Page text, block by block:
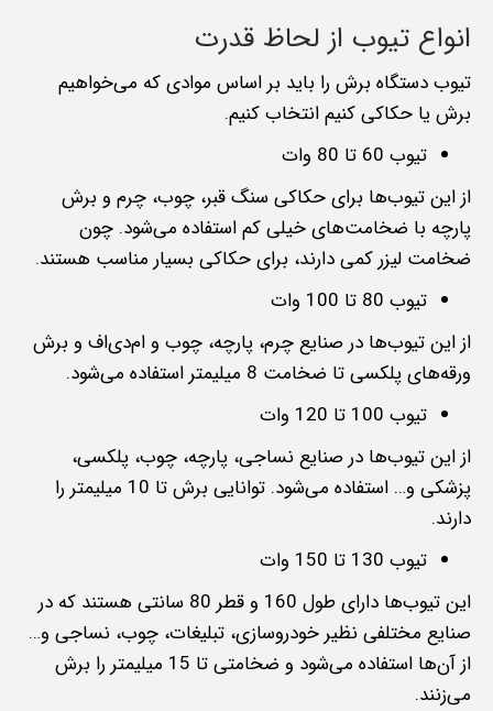
انواع تیوب از لحاظ قدرت
تیوب دستگاه برش را باید بر اساس موادی که می‌خواهیم
برش یا حکاکی کنیم انتخاب کنیم.
تیوب 60 تا 80 وات
از این تیوب‌ها برای حکاکی سنگ قبر، چوب، چرم و برش
پارچه با ضخامت‌های خیلی کم استفاده می‌شود. چون
ضخامت لیزر کمی دارند، برای حکاکی بسیار مناسب هستند.
تیوب 80 تا 100 وات
از این تیوب‌ها در صنایع چرم، پارچه، چوب و ام‌دی‌اف و برش
ورقه‌های پلکسی تا ضخامت 8 میلیمتر استفاده می‌شود.
تیوب 100 تا 120 وات
از این تیوب‌ها در صنایع نساجی، پارچه، چوب، پلکسی،
پزشکی و… استفاده می‌شود. توانایی برش تا 10 میلیمتر را
دارند.
تیوب‌ 130 تا 150 وات
این تیوب‌ها دارای طول 160 و قطر 80 سانتی هستند که در
صنایع مختلفی نظیر خودروسازی، تبلیغات، چوب، نساجی و…
از آن‌ها استفاده می‌شود و ضخامتی تا 15 میلیمتر را برش
می‌زنند.